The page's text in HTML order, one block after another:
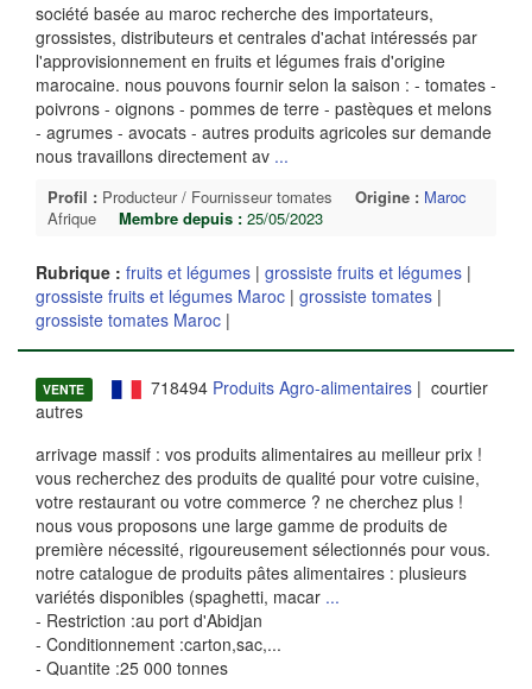
société basée au maroc recherche des importateurs,
grossistes, distributeurs et centrales d'achat intéressés par
l'approvisionnement en fruits et légumes frais d'origine
marocaine. nous pouvons fournir selon la saison : - tomates -
poivrons - oignons - pommes de terre - pastèques et melons
- agrumes - avocats - autres produits agricoles sur demande
nous travaillons directement av ...
Profil : Producteur / Fournisseur tomates Origine : Maroc
Afrique
Membre depuis : 25/05/2023
Rubrique : fruits et légumes | grossiste fruits et légumes |
grossiste fruits et légumes Maroc | grossiste tomates |
grossiste tomates Maroc |
VENTE 718494 Produits Agro-alimentaires| courtier
autres
arrivage massif : vos produits alimentaires au meilleur prix !
vous recherchez des produits de qualité pour votre cuisine,
votre restaurant ou votre commerce ? ne cherchez plus !
nous vous proposons une large gamme de produits de
première nécessité, rigoureusement sélectionnés pour vous.
notre catalogue de produits pâtes alimentaires : plusieurs
variétés disponibles (spaghetti, macar ...
- Restriction :au port d'Abidjan
- Conditionnement :carton,sac,...
- Quantite :25 000 tonnes